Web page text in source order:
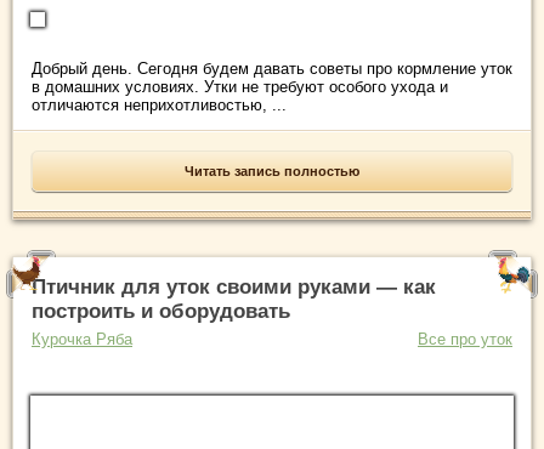
Добрый день. Сегодня будем давать советы про кормление уток
в домашних условиях. Утки не требуют особого ухода и
отличаются неприхотливостью, ...
Читать запись полностью
Птичник для уток своими руками — как
построить и оборудовать
Курочка Ряба Все про уток